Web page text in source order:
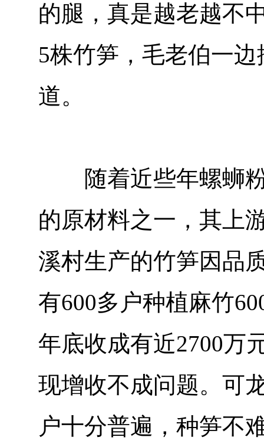
的腿，真是越老越不
5株竹笋，毛老伯一
道。
随着近些年螺蛳粉
的原材料之一，其上
溪村生产的竹笋因品
有600多户种植麻竹
年底收成有近2700万
现增收不成问题。可
户十分普遍，种笋不